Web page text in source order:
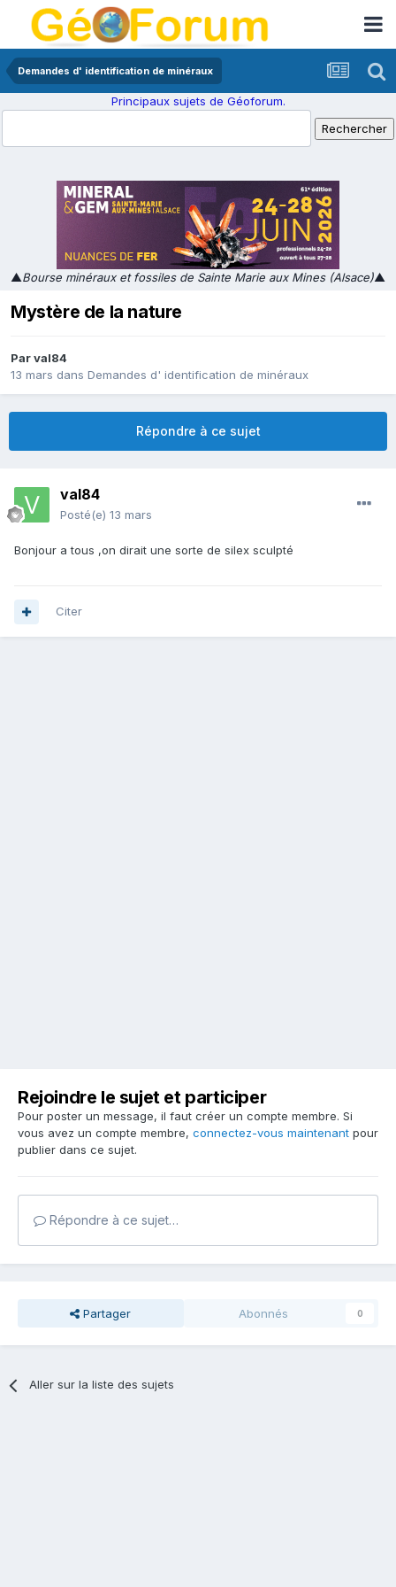
Demandes d' identification de minéraux
Principaux sujets de Géoforum.
▲Bourse minéraux et fossiles de Sainte Marie aux Mines (Alsace)▲
Mystère de la nature
Parval84
13 mars dans Demandes d' identification de minéraux
Répondre à ce sujet
val84
Posté(e) 13 mars
Bonjour a tous ,on dirait une sorte de silex sculpté
Citer
Rejoindre le sujet et participer
Pour poster un message, il faut créer un compte membre. Si
vous avez un compte membre, connectez-vous maintenant pour
publier dans ce sujet.
Répondre à ce sujet…
Partager Abonnés 0
Aller sur la liste des sujets